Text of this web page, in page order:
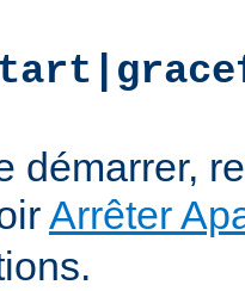
démarrer,
Arrêter